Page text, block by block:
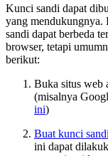
Kunci sandi dapat
yang mendukungnya.
sandi dapat berbeda
browser, tetapi
berikut:
Buka situs web
(misalnya
ini)
Buat kunci sandi
ini dapat